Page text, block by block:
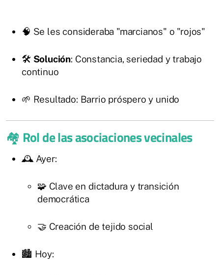
🧠 Se les consideraba "marcianos" o "rojos"
🛠️ Solución: Constancia, seriedad y trabajo
continuo
🌱 Resultado: Barrio próspero y unido
🏘️ Rol de las asociaciones vecinales
🕰️ Ayer:
🧩 Clave en dictadura y transición
democrática
🤝 Creación de tejido social
🏙️ Hoy: